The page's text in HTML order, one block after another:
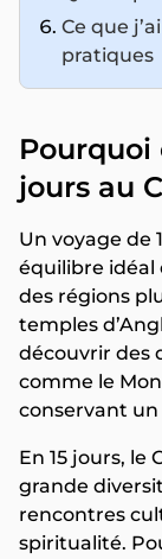
Ce que
pratiques
Pourquoi
jours au
Un voyage de
équilibre idéal
des régions
temples
découvrir des
comme le
conservant
En 15 jours, le
grande
rencontres
spiritualité.